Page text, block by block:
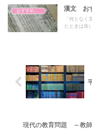
漢文 お
「何となく
たときは良
現代の教育問題 ～教師